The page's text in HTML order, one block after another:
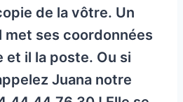
de la vôtre. Un
met ses coordonnées
et il la poste. Ou si
Juana notre